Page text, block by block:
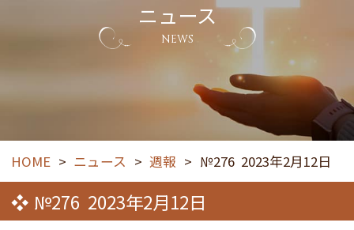
ニュース
NEWS
HOME > ニュース > 週報 > №276 2023年2月12日
№276 2023年2月12日